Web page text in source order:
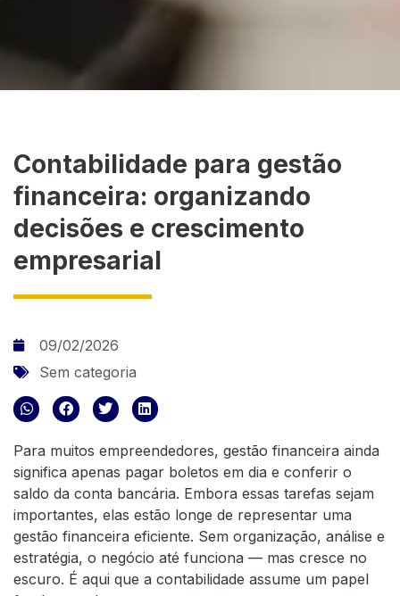
Contabilidade para gestão
financeira: organizando
decisões e crescimento
empresarial
09/02/2026
Sem categoria
Para muitos empreendedores, gestão financeira ainda
significa apenas pagar boletos em dia e conferir o
saldo da conta bancária. Embora essas tarefas sejam
importantes, elas estão longe de representar uma
gestão financeira eficiente. Sem organização, análise e
estratégia, o negócio até funciona — mas cresce no
escuro. É aqui que a contabilidade assume um papel